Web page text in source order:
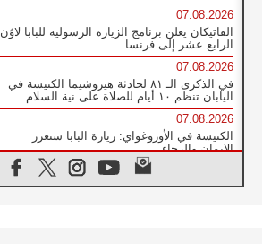
07.08.2026
الفاتيكان يعلن برنامج الزيارة الرسولية للبابا لاوُن
الرابع عشر إلى فرنسا
07.08.2026
في الذكرى الـ ٨١ لحادثة هيروشيما الكنيسة في
اليابان تنظم ١٠ أيام للصلاة على نية السلام
07.08.2026
الكنيسة في الأوروغواي: زيارة البابا ستعزز
الإيمان والرجاء
الاجتماع الشهري للمطارنة الموارنة